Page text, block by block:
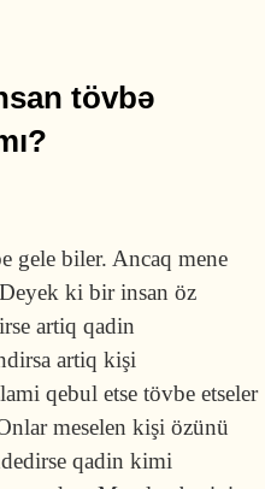
tövbə
gele biler. Ancaq mene
ki bir insan öz
artiq qadin
artiq kişi
qebul etse tövbe etseler
meselen kişi özünü
qadin kimi